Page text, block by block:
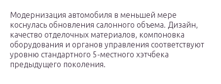
Модернизация автомобиля в меньшей мере
коснулась обновления салонного объема. Дизайн,
качество отделочных материалов, компоновка
оборудования и органов управления соответствуют
уровню стандартного 5-местного хэтчбека
предыдущего поколения.